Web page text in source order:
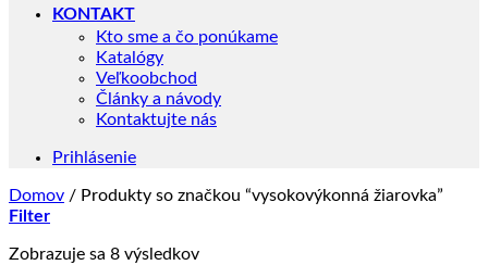
KONTAKT
Kto sme a čo ponúkame
Katalógy
Veľkoobchod
Články a návody
Kontaktujte nás
Prihlásenie
Domov / Produkty so značkou “vysokovýkonná žiarovka”
Filter
Zobrazuje sa 8 výsledkovZoradené